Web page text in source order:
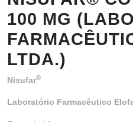
100 MG
LTDA.)
Nisufar®
Laboratório Farmacêutico